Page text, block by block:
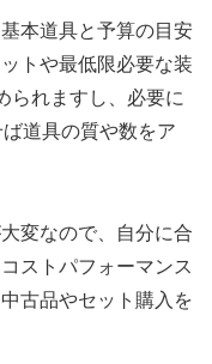
本道具と予算の目安
トや最低限必要な装
られますし、必要に
道具の質や数をア
変なので、自分に合
ストパフォーマンス
古品やセット購入を